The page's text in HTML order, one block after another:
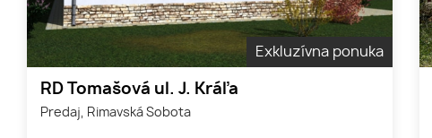
Exkluzívna ponuka
RD Tomašová ul. J. Kráľa
Predaj, Rimavská Sobota